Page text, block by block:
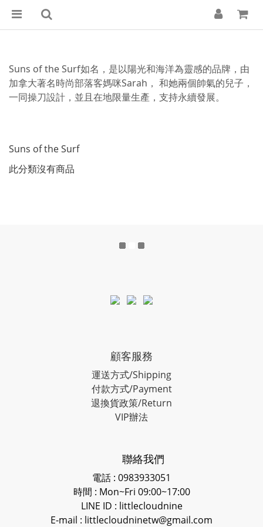
Suns of the Surf如名，是以陽光和海洋為靈感的品牌，由
加拿大著名時尚部落客媽咪Sarah， 和她兩個帥氣的兒子，
一同操刀設計，並且在地限量生產，支持永續發展。
Suns of the Surf
此分類沒有商品
顧客服務
運送方式/Shipping
付款方式/Payment
退換貨政策/Return
VIP辦法
聯絡我們
電話 : 0983933051
時間 : Mon~Fri 09:00~17:00
LINE ID : littlecloudnine
E-mail : littlecloudninetw@gmail.com